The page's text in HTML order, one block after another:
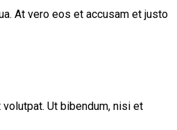
At vero eos et accusam et justo
Ut bibendum, nisi et